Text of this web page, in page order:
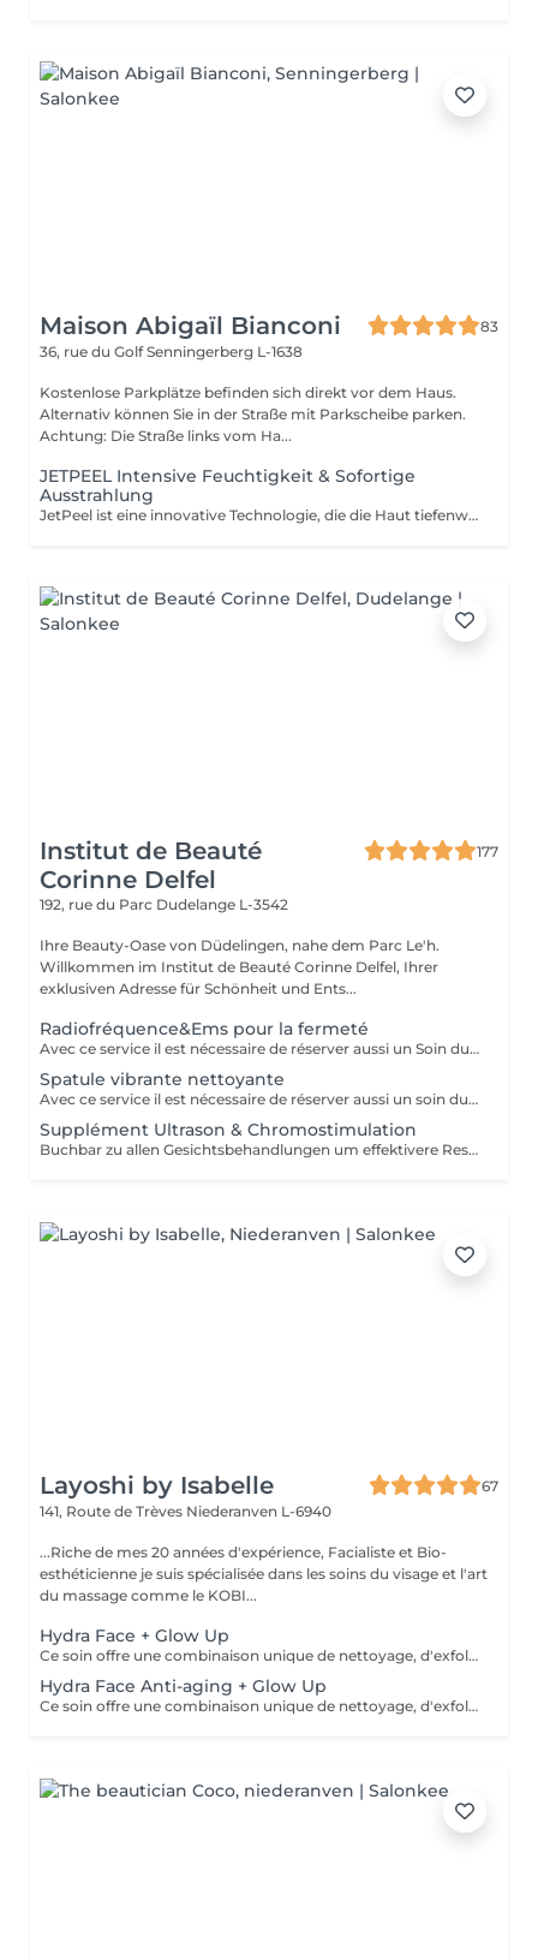
Maison Abigaïl Bianconi
83
36, rue du GolfSenningerberg L-1638
Kostenlose Parkplätze befinden sich direkt vor dem Haus.
Alternativ können Sie in der Straße mit Parkscheibe parken.
Achtung: Die Straße links vom Ha...
JETPEEL Intensive Feuchtigkeit & Sofortige
Ausstrahlung
JetPeel ist eine innovative Technologie, die die Haut tiefenwirksam reinigt, exfoliert und mit Wirkstoffen versorgt ganz ohne Nadeln und ohne direkten Kontakt. Durch einen Hochgeschwindigkeitsstrahl aus Luft und Aktivstoffen wird die Haut porentief gereinigt, intensiv mit Feuchtigkeit versorgt und erhält sofort mehr Ausstrahlung. Die Behandlung wirkt sowohl an der Oberfläche als auch in der Tiefe, um die Hautqualität sichtbar zu verbessern: Verfeinert das Hautbild Verkleinert die Poren Verleiht dem Teint neue Leuchtkraft Reduziert Falten, feine Linien und Müdigkeitsanzeichen Spendet intensive Feuchtigkeit Schmerzfrei und ohne Ausfallzeit die Haut ist bereits nach der ersten Sitzung klar, frisch, prall und strahlend. Jede Sitzung umfasst: Eine doppelte Hautanalyse mit präziser, technologiegestützter Diagnose Eine vollständige JetPeel-Behandlung Das Auftragen eines gezielten Boosters entsprechend den Hautbedürfnissen Eine LED-Sitzung zur Optimierung und Verlängerung der Ergebnisse Ideal als Kur für sichtbare, schnelle und langanhaltende Ergebnisse zur Verbesserung der Hautqualität. Auch perfekt zur Pflege zwischen einer klassischen Gesichtsbehandlung und einer intensiveren Behandlung wie Morpheus.
Institut de Beauté
Corinne Delfel
177
192, rue du Parc Dudelange L-3542
Ihre Beauty-Oase von Düdelingen, nahe dem Parc Le'h.
Willkommen im Institut de Beauté Corinne Delfel, Ihrer
exklusiven Adresse für Schönheit und Ents...
Radiofréquence&Ems pour la fermeté
Avec ce service il est nécessaire de réserver aussi un Soin du Visage. Peut être intégré à tous nos soins de visage.
Spatule vibrante nettoyante
Avec ce service il est nécessaire de réserver aussi un soin du visage.
Supplément Ultrason & Chromostimulation
Buchbar zu allen Gesichtsbehandlungen um effektivere Resultate zu erhalten. Nicht ohne Gesichtsbehandlung möglich. Dauer 6-8min
Layoshi by Isabelle
67
141, Route de Trèves Niederanven L-6940
...Riche de mes 20 années d'expérience, Facialiste et Bio-
esthéticienne je suis spécialisée dans les soins du visage et l'art
du massage comme le KOBI...
Hydra Face + Glow Up
Ce soin offre une combinaison unique de nettoyage, d'exfoliation, d'extraction, d'hydratation et de protection pour une peau éclatante et nettoyée en profondeur: les pores sont resserrés, le teint éclairci, le grain de peau lissé, les ridules estompées, un visage hydraté et régénéré. Il est adapté à tous les types de peau, dès 12 ans pour un nettoyage en profondeur. *** Idéal en cure de 4 soins pour des résultats optimum*** Demandez-moi des renseignements, je me ferai un plaisir de vous conseiller...
Hydra Face Anti-aging + Glow Up
Ce soin offre une combinaison unique de nettoyage, d'exfoliation, d'extraction, d'hydratation et de protection pour une peau éclatante et nettoyée en profondeur: les pores sont resserrés, le teint éclairci, le grain de peau lissé, les ridules estompées, un visage hydraté, stimulé et raffermit. Il est adapté à tous les types de peau, en prévention anti-âge à partir de 25 ans... *** Recommandé en cure de 4 soins pour des résultats optimum*** Demandez-moi des renseignements, je me ferai un plaisir de vous conseiller.